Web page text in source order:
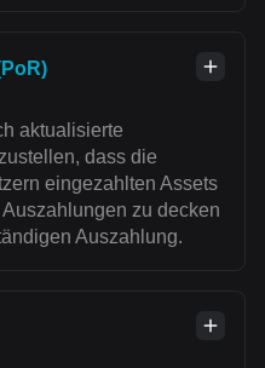
aktualisierte
dass die
eingezahlten Assets
zu decken
Auszahlung.